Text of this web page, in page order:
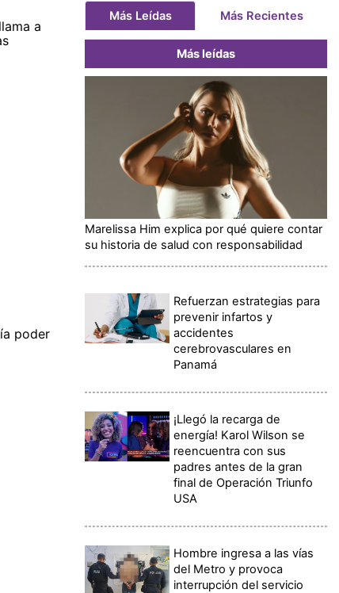
a
poder
Más Leídas Más Recientes
Más leídas
Marelissa Him explica por qué quiere contar
su historia de salud con responsabilidad
Refuerzan estrategias para
prevenir infartos y
accidentes
cerebrovasculares en
Panamá
¡Llegó la recarga de
energía! Karol Wilson se
reencuentra con sus
padres antes de la gran
final de Operación Triunfo
USA
Hombre ingresa a las vías
del Metro y provoca
interrupción del servicio